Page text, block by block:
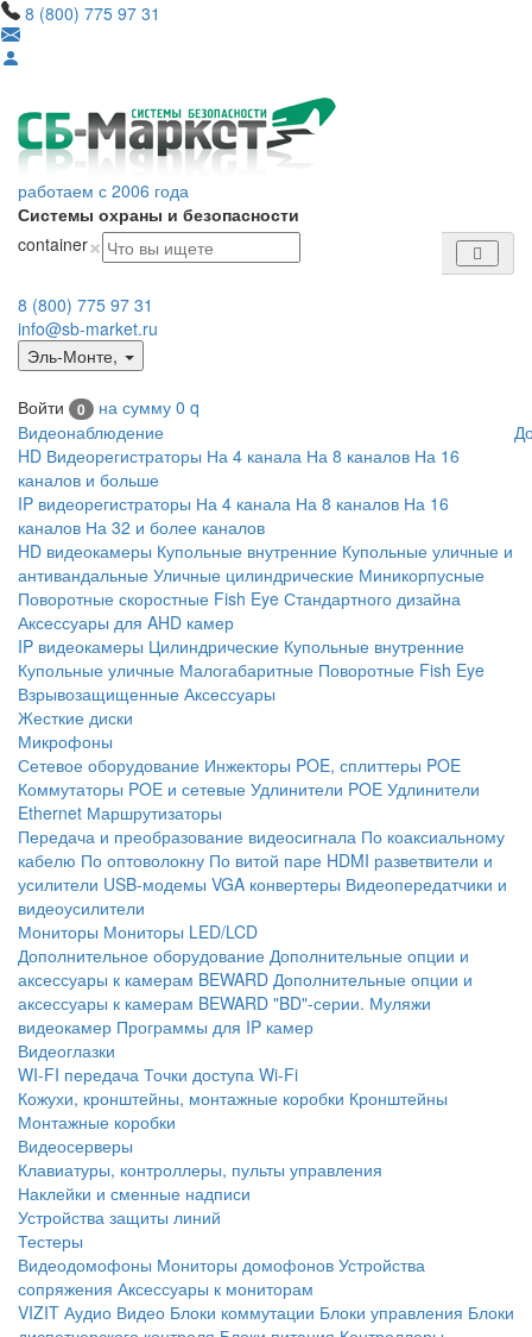
8 (800) 775 97 31
работаем с 2006 года
Системы охраны и безопасности
container×
8 (800) 775 97 31
info@sb-market.ru
Эль-Монте,
Войти 0 на сумму 0 q
Видеонаблюдение
HD Видеорегистраторы На 4 канала На 8 каналов На 16
каналов и больше
IP видеорегистраторы На 4 канала На 8 каналов На 16
каналов На 32 и более каналов
HD видеокамеры Купольные внутренние Купольные уличные и
антивандальные Уличные цилиндрические Миникорпусные
Поворотные скоростные Fish Eye Стандартного дизайна
Аксессуары для AHD камер
IP видеокамеры Цилиндрические Купольные внутренние
Купольные уличные Малогабаритные Поворотные Fish Eye
Взрывозащищенные Аксессуары
Жесткие диски
Микрофоны
Сетевое оборудование Инжекторы POE, сплиттеры POE
Коммутаторы POE и сетевые Удлинители POE Удлинители
Ethernet Маршрутизаторы
Передача и преобразование видеосигнала По коаксиальному
кабелю По оптоволокну По витой паре HDMI разветвители и
усилители USB-модемы VGA конвертеры Видеопередатчики и
видеоусилители
Мониторы Мониторы LED/LCD
Дополнительное оборудование Дополнительные опции и
аксессуары к камерам BEWARD Дополнительные опции и
аксессуары к камерам BEWARD "BD"-серии. Муляжи
видеокамер Программы для IP камер
Видеоглазки
WI-FI передача Точки доступа Wi-Fi
Кожухи, кронштейны, монтажные коробки Кронштейны
Монтажные коробки
Видеосерверы
Клавиатуры, контроллеры, пульты управления
Наклейки и сменные надписи
Устройства защиты линий
Тестеры
Видеодомофоны Мониторы домофонов Устройства
сопряжения Аксессуары к мониторам
VIZIT Аудио Видео Блоки коммутации Блоки управления Блоки